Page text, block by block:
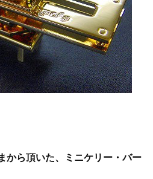
から頂いた、ミニケリー・バー